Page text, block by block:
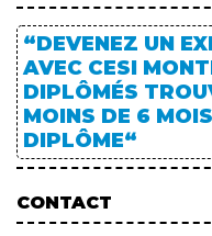
“DEVENEZ UN
AVEC CESI
DIPLÔMÉS
MOINS DE 6
DIPLÔME“
CONTACT